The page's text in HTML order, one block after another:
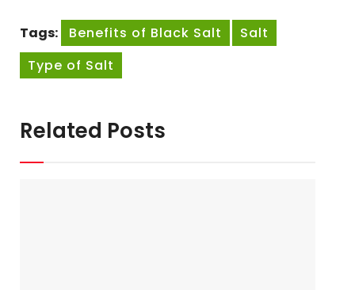
Tags: Benefits of Black Salt
Salt
Type of Salt
Related Posts